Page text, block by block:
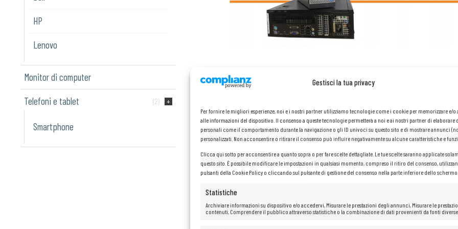
Gestisci la tua privacy
Per fornire le migliori esperienze, noi e i nostri partner utilizziamo tecnologie come i cookie per memorizzare e/o
alle informazioni del dispositivo. Il consenso a queste tecnologie permetterà a noi e ai nostri partner di elaborare
personali come il comportamento durante la navigazione o gli ID univoci su questo sito e di mostrare annunci
personalizzati. Non acconsentire o ritirare il consenso può influire negativamente su alcune caratteristiche e
Clicca qui sotto per acconsentire a quanto sopra o per fare scelte dettagliate. Le tue scelte saranno applicate
questo sito. È possibile modificare le impostazioni in qualsiasi momento, compreso il ritiro del consenso,
pulsanti della Cookie Policy o cliccando sul pulsante di gestione del consenso nella parte inferiore dello schermo.
Statistiche
Archiviare informazioni su dispositivo e/o accedervi, Misurare le prestazioni degli annunci, Misurare le
contenuti, Comprendere il pubblico attraverso statistiche o la combinazione di dati provenienti da fonti diverse.
HP
Lenovo
Monitor di computer
Telefoni e tablet (2)
Smartphone
Dell OptiPlex 9020 SFF
Processore: Intel®Core™ i5-4590 (cache da 6 MB, fino a 3,70
Memoria RAM: 32 GB
Disco rigido:HDDda 500GB